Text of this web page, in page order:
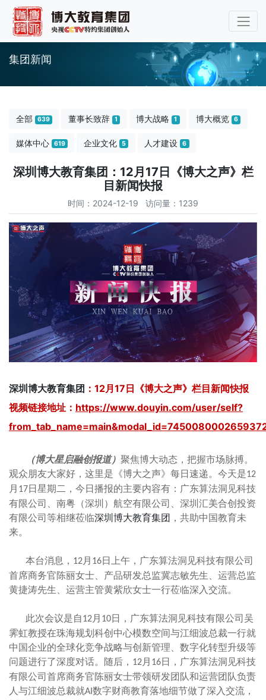
集团新闻
全部 639 董事长致辞 1 博大战略 1 博大概览 6
媒体中心 619 企业文化 5 人才建设 6
深圳博大教育集团：12月17日《博大之声》栏
目新闻快报
时间：2024-12-19 访问量：1239
深圳博大教育集团 ：12月17日《博大之声》栏目新闻快报
视频链接地址： https://www.douyin.com/user/self?
（博大星启融创报道） 聚焦博大动态，把握市场脉搏。
观众朋友大家好，这里是《博大之声》每日速递。今天是12
月 17日星期 二 ，今日播报的主要内容有： 广东算法洞见科技
有限公司、南粤（深圳）航空有限公司、深圳汇美合创投资
有限公司 等相继莅临深圳博大教育集团 ， 共助中国教育未
来。
本台消息， 12月 16日上午， 广东算法洞见科技有限公司
首席商务官陈丽女士、产品研发总监冀志敏先生、运营总监
黄捷涛先生、运营主管黄紫欣女士一行莅临深入交流。
此次会议是自12月 10日， 广东算法洞见科技有限公司 吴
霁虹教授在珠海规划科创中心模数空间与江细波总裁一行就
中国企业的全球化竞争战略与创新管理、数字化转型升级等
问题进行了深度对话。随后， 12月 16日， 广东算法洞见科技
有限公司 首席商务官陈丽女士带领研发团队和运营团队负责
人与江细波总裁就AI数字财商教育落地细节做了深入交流，